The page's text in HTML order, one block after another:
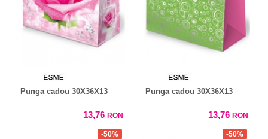
Punga cadou 30X36X13
13,76 RON
Punga cadou 30X36X13
13,76 RON
-50% -50%